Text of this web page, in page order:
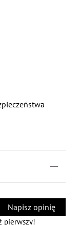
Napisz opinię
pierwszy!